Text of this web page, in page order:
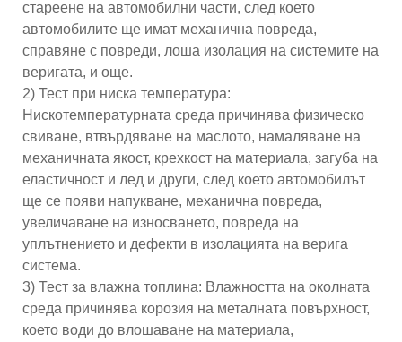
стареене на автомобилни части, след което
автомобилите ще имат механична повреда,
справяне с повреди, лоша изолация на системите на
веригата, и още.
2) Тест при ниска температура:
Нискотемпературната среда причинява физическо
свиване, втвърдяване на маслото, намаляване на
механичната якост, крехкост на материала, загуба на
еластичност и лед и други, след което автомобилът
ще се появи напукване, механична повреда,
увеличаване на износването, повреда на
уплътнението и дефекти в изолацията на верига
система.
3) Тест за влажна топлина: Влажността на околната
среда причинява корозия на металната повърхност,
което води до влошаване на материала,